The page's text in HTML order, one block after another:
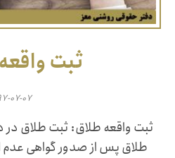
ثبت
۱۳۹۷-
ثبت واقعه طلاق: ثبت طلاق در
طلاق پس از صدور گواهی